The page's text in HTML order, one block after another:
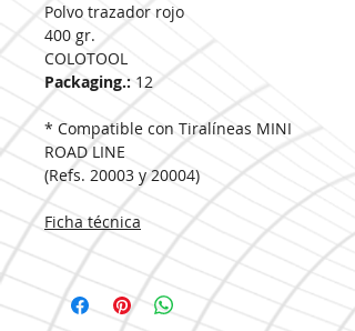
Polvo trazador rojo
400 gr.
COLOTOOL
Packaging.: 12
* Compatible con Tiralíneas MINI
ROAD LINE
(Refs. 20003 y 20004)
Ficha técnica